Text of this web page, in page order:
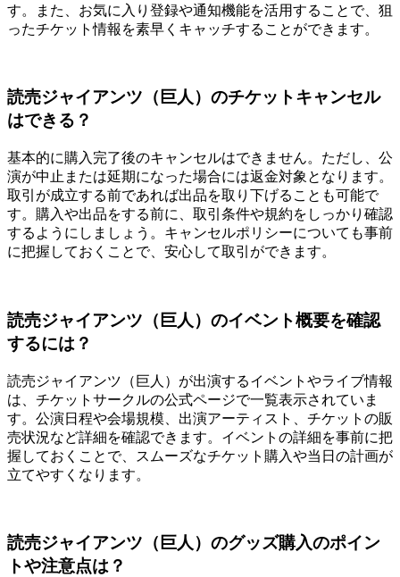
す。また、お気に入り登録や通知機能を活用することで、狙
ったチケット情報を素早くキャッチすることができます。
読売ジャイアンツ（巨人）のチケットキャンセル
はできる？
基本的に購入完了後のキャンセルはできません。ただし、公
演が中止または延期になった場合には返金対象となります。
取引が成立する前であれば出品を取り下げることも可能で
す。購入や出品をする前に、取引条件や規約をしっかり確認
するようにしましょう。キャンセルポリシーについても事前
に把握しておくことで、安心して取引ができます。
読売ジャイアンツ（巨人）のイベント概要を確認
するには？
読売ジャイアンツ（巨人）が出演するイベントやライブ情報
は、チケットサークルの公式ページで一覧表示されていま
す。公演日程や会場規模、出演アーティスト、チケットの販
売状況など詳細を確認できます。イベントの詳細を事前に把
握しておくことで、スムーズなチケット購入や当日の計画が
立てやすくなります。
読売ジャイアンツ（巨人）のグッズ購入のポイン
トや注意点は？